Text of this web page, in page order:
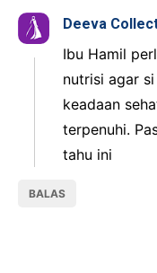
Deeva
Ibu Hamil
nutrisi agar
keadaan
terpenuhi.
tahu ini
BALAS